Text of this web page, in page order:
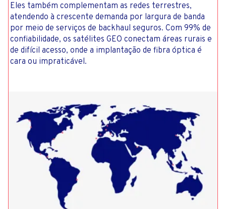
Eles também complementam as redes terrestres,
atendendo à crescente demanda por largura de banda
por meio de serviços de backhaul seguros. Com 99% de
confiabilidade, os satélites GEO conectam áreas rurais e
de difícil acesso, onde a implantação de fibra óptica é
cara ou impraticável.